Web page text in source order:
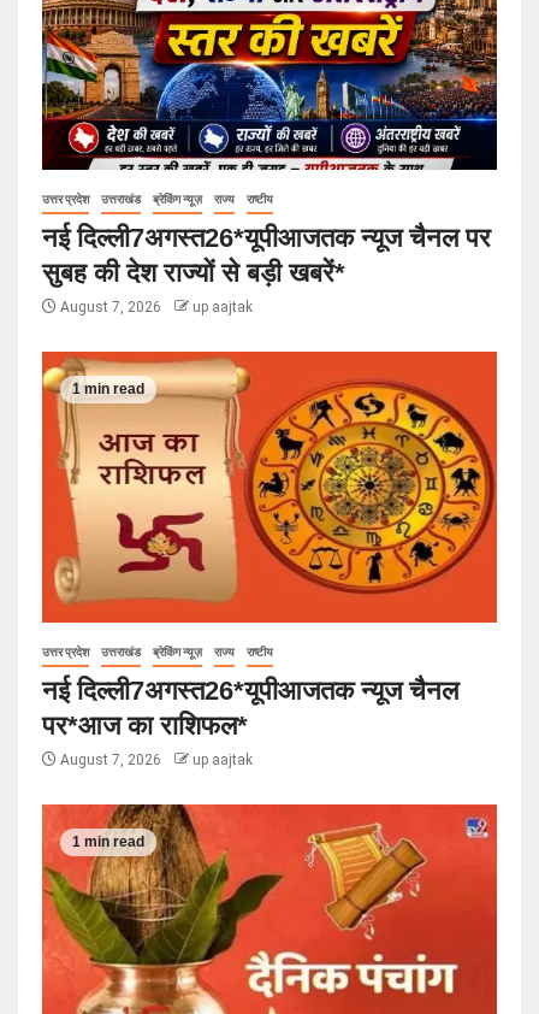
उत्तर प्रदेश उत्तराखंड ब्रेकिंग न्यूज़ राज्य राष्टीय
नई दिल्ली7अगस्त26*यूपीआजतक न्यूज चैनल पर
सुबह की देश राज्यों से बड़ी खबरें*
August 7, 2026 up aajtak
1 min read
उत्तर प्रदेश उत्तराखंड ब्रेकिंग न्यूज़ राज्य राष्टीय
नई दिल्ली7अगस्त26*यूपीआजतक न्यूज चैनल
पर*आज का राशिफल*
August 7, 2026 up aajtak
1 min read